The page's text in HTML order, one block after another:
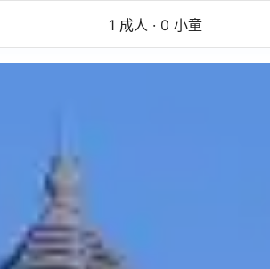
1 成人 · 0 小童